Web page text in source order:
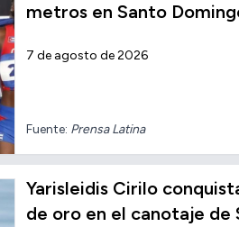
metros en Santo
7 de agosto de 2026
Fuente: Prensa Latina
Yarisleidis Cirilo
de oro en el canotaje de